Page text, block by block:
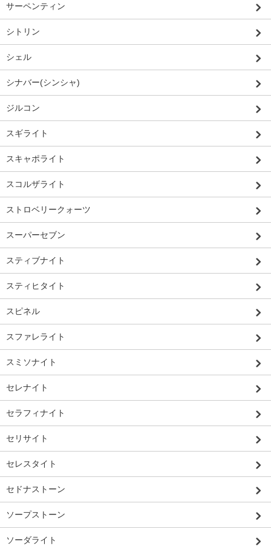
サーペンティン
シトリン
シェル
シナバー(シンシャ)
ジルコン
スギライト
スキャポライト
スコルザライト
ストロベリークォーツ
スーパーセブン
スティブナイト
スティヒタイト
スピネル
スファレライト
スミソナイト
セレナイト
セラフィナイト
セリサイト
セレスタイト
セドナストーン
ソープストーン
ソーダライト